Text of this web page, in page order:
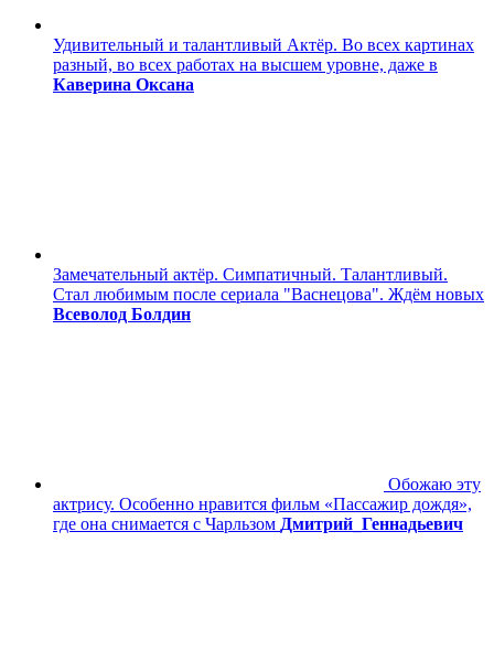
Удивительный и талантливый Актёр. Во всех картинах
разный, во всех работах на высшем уровне, даже в
Каверина Оксана
Замечательный актёр. Симпатичный. Талантливый.
Стал любимым после сериала "Васнецова". Ждём новых
Всеволод Болдин
Обожаю эту
актрису. Особенно нравится фильм «Пассажир дождя»,
где она снимается с Чарльзом Дмитрий_Геннадьевич